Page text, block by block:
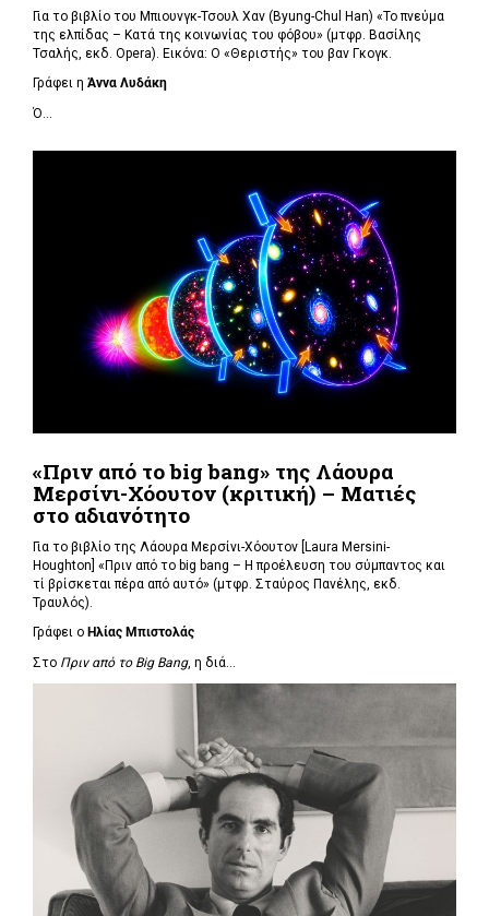
Για το βιβλίο του Μπιουνγκ-Τσουλ Χαν (Byung-Chul Han) «Το πνεύμα
της ελπίδας – Κατά της κοινωνίας του φόβου» (μτφρ. Βασίλης
Τσαλής, εκδ. Opera). Εικόνα: Ο «Θεριστής» του βαν Γκογκ.
Γράφει η Άννα Λυδάκη
Ό...
«Πριν από το big bang» της Λάουρα
Μερσίνι-Χόουτον (κριτική) – Ματιές
στο αδιανότητο
Για το βιβλίο της Λάουρα Μερσίνι-Χόουτον [Laura Mersini-
Houghton] «Πριν από το big bang – Η προέλευση του σύμπαντος και
τί βρίσκεται πέρα από αυτό» (μτφρ. Σταύρος Πανέλης, εκδ.
Τραυλός).
Γράφει ο Ηλίας Μπιστολάς
Στο Πριν από το Big Bang, η διά...